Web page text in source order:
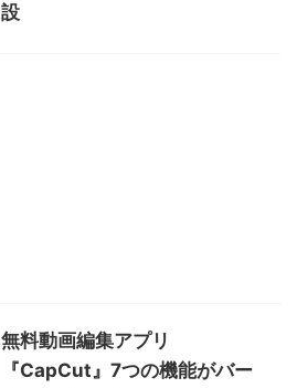
設
無料動画編集アプリ
『CapCut』7つの機能がバー